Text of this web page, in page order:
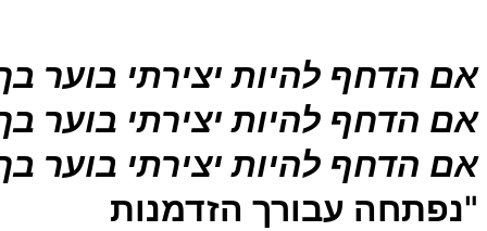
אם הדחף להיות יצירתי בוער
אם הדחף להיות יצירתי בוער
אם הדחף להיות יצירתי בוער
"נפתחה עבורך הזדמנות